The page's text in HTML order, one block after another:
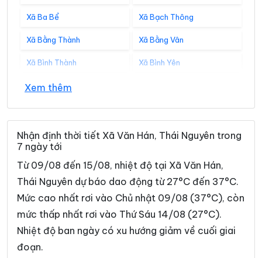
Xã Ba Bể Xã Bạch Thông
Xã Bằng Thành Xã Bằng Vân
Xã Bình Thành Xã Bình Yên
Xã Cẩm Giàng
Xã Chợ Đồn Xã Chợ Mới
Xã Chợ Rã Xã Côn Minh
Xã Cường Lợi
Xã Đại Từ Xã Dân Tiến
Xã Điềm Thụy Xã Định Hóa
Xã Đồng Hỷ Xã Đồng Phúc
Xã Đức Lương
Xem thêm
Nhận định thời tiết Xã Văn Hán, Thái Nguyên trong
7 ngày tới
Từ 09/08 đến 15/08, nhiệt độ tại Xã Văn Hán,
Thái Nguyên dự báo dao động từ 27°C đến 37°C.
Mức cao nhất rơi vào Chủ nhật 09/08 (37°C), còn
mức thấp nhất rơi vào Thứ Sáu 14/08 (27°C).
Nhiệt độ ban ngày có xu hướng giảm về cuối giai
đoạn.